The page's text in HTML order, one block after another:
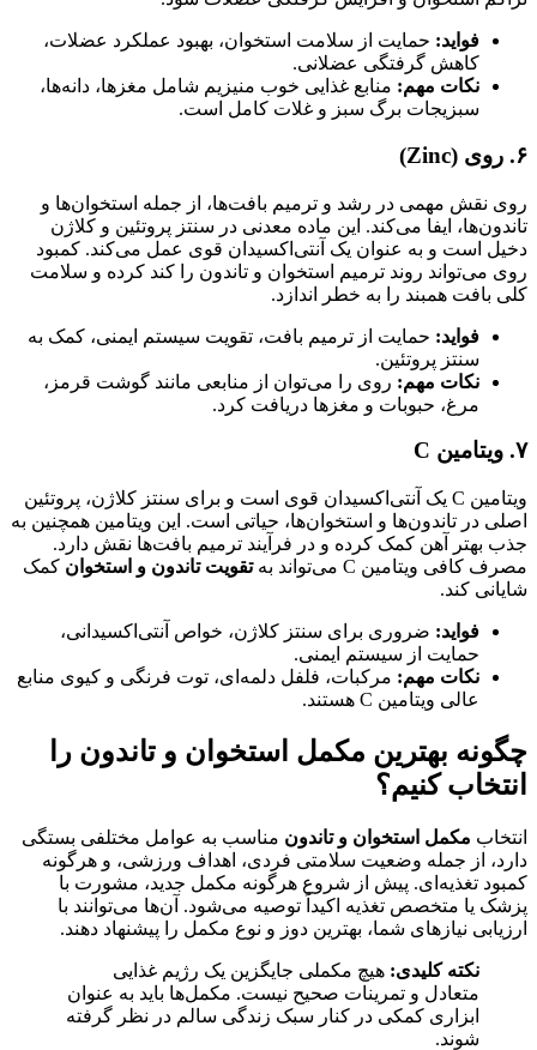
فواید: حمایت از سلامت استخوان، بهبود عملکرد عضلات،
کاهش گرفتگی عضلانی.
نکات مهم: منابع غذایی خوب منیزیم شامل مغزها، دانه‌ها،
سبزیجات برگ سبز و غلات کامل است.
۶. روی (Zinc)
روی نقش مهمی در رشد و ترمیم بافت‌ها، از جمله استخوان‌ها و
تاندون‌ها، ایفا می‌کند. این ماده معدنی در سنتز پروتئین و کلاژن
دخیل است و به عنوان یک آنتی‌اکسیدان قوی عمل می‌کند. کمبود
روی می‌تواند روند ترمیم استخوان و تاندون را کند کرده و سلامت
کلی بافت همبند را به خطر اندازد.
فواید: حمایت از ترمیم بافت، تقویت سیستم ایمنی، کمک به
سنتز پروتئین.
نکات مهم: روی را می‌توان از منابعی مانند گوشت قرمز،
مرغ، حبوبات و مغزها دریافت کرد.
۷. ویتامین C
ویتامین C یک آنتی‌اکسیدان قوی است و برای سنتز کلاژن، پروتئین
اصلی در تاندون‌ها و استخوان‌ها، حیاتی است. این ویتامین همچنین به
جذب بهتر آهن کمک کرده و در فرآیند ترمیم بافت‌ها نقش دارد.
مصرف کافی ویتامین C می‌تواند به
تقویت تاندون و استخوان کمک
شایانی کند.
فواید: ضروری برای سنتز کلاژن، خواص آنتی‌اکسیدانی،
حمایت از سیستم ایمنی.
نکات مهم: مرکبات، فلفل دلمه‌ای، توت فرنگی و کیوی منابع
عالی ویتامین C هستند.
چگونه بهترین مکمل استخوان و تاندون را
انتخاب کنیم؟
انتخاب مکمل استخوان و تاندون مناسب به عوامل مختلفی بستگی
دارد، از جمله وضعیت سلامتی فردی، اهداف ورزشی، و هرگونه
کمبود تغذیه‌ای. پیش از شروع هرگونه مکمل جدید، مشورت با
پزشک یا متخصص تغذیه اکیداً توصیه می‌شود. آن‌ها می‌توانند با
ارزیابی نیازهای شما، بهترین دوز و نوع مکمل را پیشنهاد دهند.
نکته کلیدی: هیچ مکملی جایگزین یک رژیم غذایی
متعادل و تمرینات صحیح نیست. مکمل‌ها باید به عنوان
ابزاری کمکی در کنار سبک زندگی سالم در نظر گرفته
شوند.